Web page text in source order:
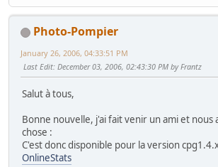
Photo-Pompier
January 26, 2006, 04:33:51 PM
Last Edit: December 03, 2006, 02:43:30 PM by Frantz
Salut à tous,
Bonne nouvelle, j'ai fait venir un ami et nous
chose :
C'est donc disponible pour la version
OnlineStats